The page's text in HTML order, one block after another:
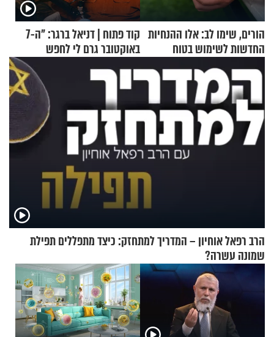
הורים, שימו לב: אלו ההנחיות
החדשות לשימוש בטוח
בסקווישי לאחר מקרי אשפוז
קוד פתוח | דניאל ברגר: "ה-7
באוקטובר גרם לי לחפש
תשובות"
הרב רפאל אוחיון – המדריך למתחזק: כיצד מתפללים תפילת
שמונה עשרה?